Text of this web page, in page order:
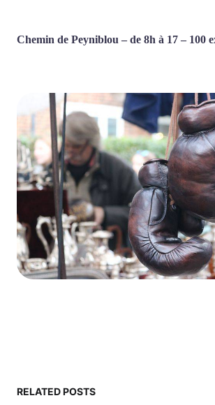
Chemin de Peyniblou – de 8h à 17 – 100
RELATED POSTS